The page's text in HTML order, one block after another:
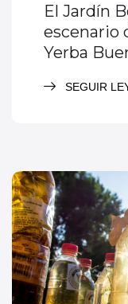
El Jardín
escenario
Yerba
SEGUIR